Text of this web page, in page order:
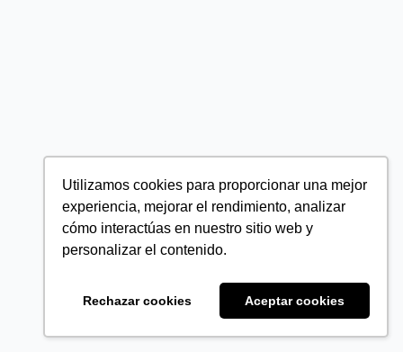
Utilizamos cookies para proporcionar una mejor
experiencia, mejorar el rendimiento, analizar
cómo interactúas en nuestro sitio web y
personalizar el contenido.
Rechazar cookies Aceptar cookies